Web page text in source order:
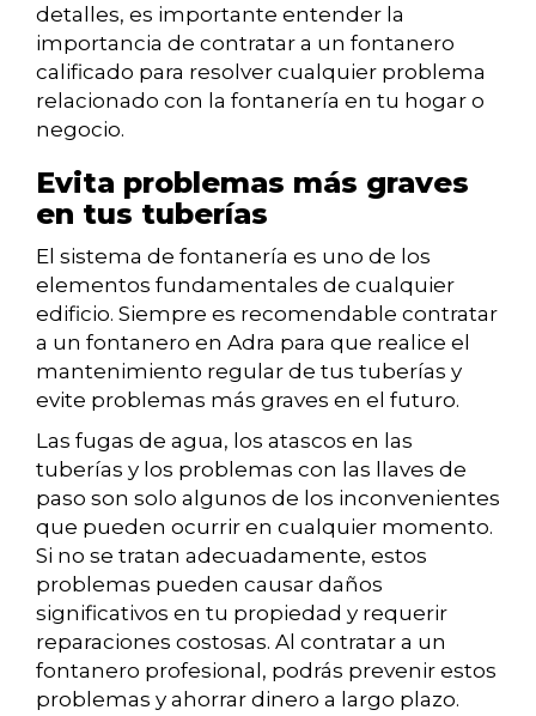
detalles, es importante entender la
importancia de contratar a un fontanero
calificado para resolver cualquier problema
relacionado con la fontanería en tu hogar o
negocio.
Evita problemas más graves
en tus tuberías
El sistema de fontanería es uno de los
elementos fundamentales de cualquier
edificio. Siempre es recomendable contratar
a un fontanero en Adra para que realice el
mantenimiento regular de tus tuberías y
evite problemas más graves en el futuro.
Las fugas de agua, los atascos en las
tuberías y los problemas con las llaves de
paso son solo algunos de los inconvenientes
que pueden ocurrir en cualquier momento.
Si no se tratan adecuadamente, estos
problemas pueden causar daños
significativos en tu propiedad y requerir
reparaciones costosas. Al contratar a un
fontanero profesional, podrás prevenir estos
problemas y ahorrar dinero a largo plazo.